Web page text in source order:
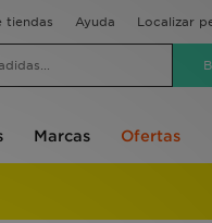
tiendas Ayuda Localizar
Marcas Ofertas